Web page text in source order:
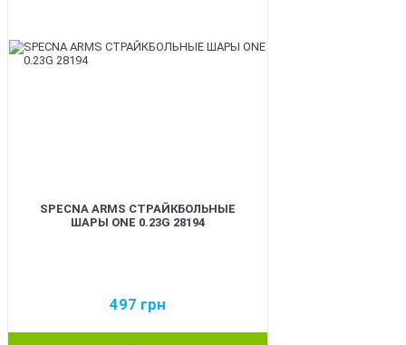
SPECNA ARMS СТРАЙКБОЛЬНЫЕ
ШАРЫ ONE 0.23G 28194
497 грн